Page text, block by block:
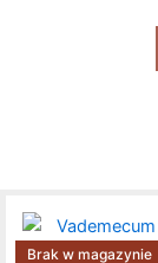
Brak w magazynie